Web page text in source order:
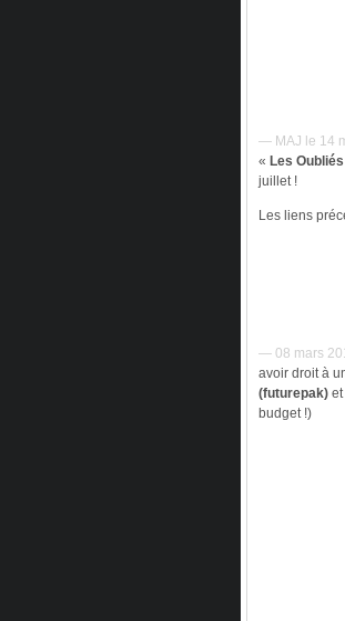
— MAJ le 14
« Les Oubliés
juillet !
Les liens
— 08 mars
avoir droit à
(futurepak)
budget !)